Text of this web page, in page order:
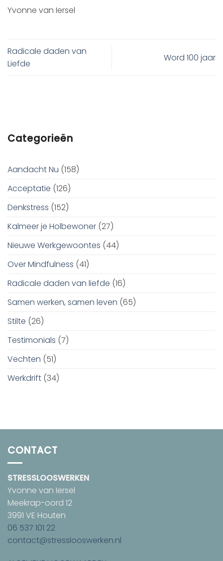
Yvonne van Iersel
Radicale daden van
Liefde
Word 100 jaar
Categorieën
Aandacht Nu (158)
Acceptatie (126)
Denkstress (152)
Kalmeer je Holbewoner (27)
Nieuwe Werkgewoontes (44)
Over Mindfulness (41)
Radicale daden van liefde (16)
Samen werken, samen leven (65)
Stilte (26)
Testimonials (7)
Vechten (51)
Werkdrift (34)
CONTACT
STRESSLOOSWERKEN
Yvonne van Iersel
Meekrap-oord 12
3991 VE Houten
06 537 101 22
contact@stresslooswerken.nl